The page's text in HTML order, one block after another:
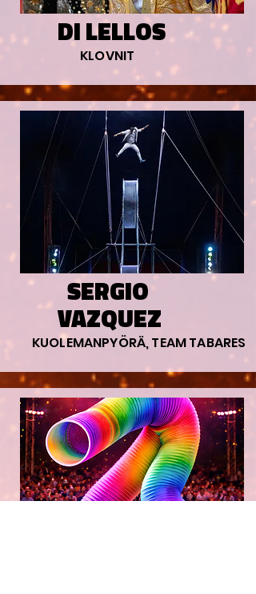
DI LELLOS
KLOVNIT
SERGIO
VAZQUEZ
KUOLEMANPYÖRÄ, TEAM TABARES